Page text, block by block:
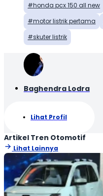
honda pcx 150 all new
motor listrik pertama
skuter listrik
Baghendra Lodra
Lihat Profil
Artikel Tren Otomotif
Lihat Lainnya